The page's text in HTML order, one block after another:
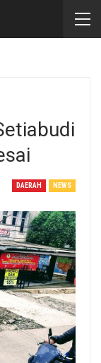
DAERAH NEWS